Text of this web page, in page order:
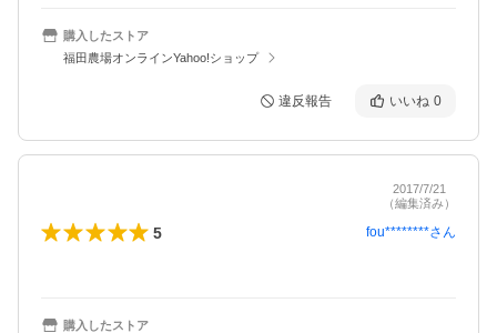
購入したストア
福田農場オンラインYahoo!ショップ
違反報告 いいね 0
2017/7/21
（編集済み）
5 fou********さん
購入したストア